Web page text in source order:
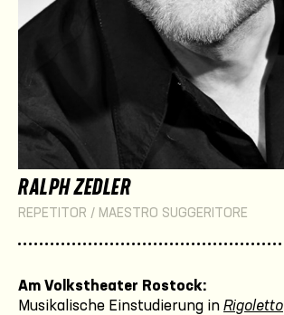
RALPH ZEDLER
REPETITOR / MAESTRO SUGGERITORE
Am Volkstheater Rostock:
Musikalische Einstudierung in Rigoletto